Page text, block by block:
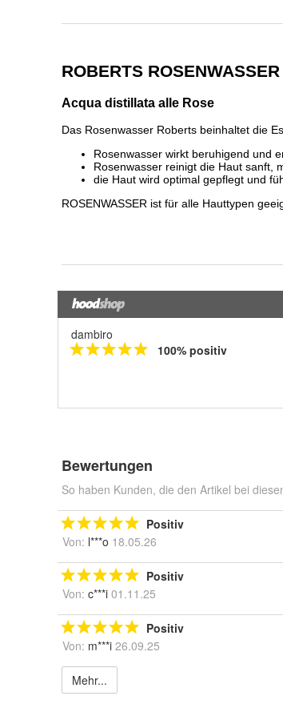
dambiro
100% positiv
Bewertungen
So haben Kunden, die den Artikel bei
Positiv
Von: l***o 18.05.26
Positiv
Von: c***i 01.11.25
Positiv
Von: m***i 26.09.25
Mehr...